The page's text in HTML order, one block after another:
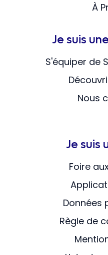
À
Je suis
S'équiper de
Nous
Je suis
Foire
Données
Règle de